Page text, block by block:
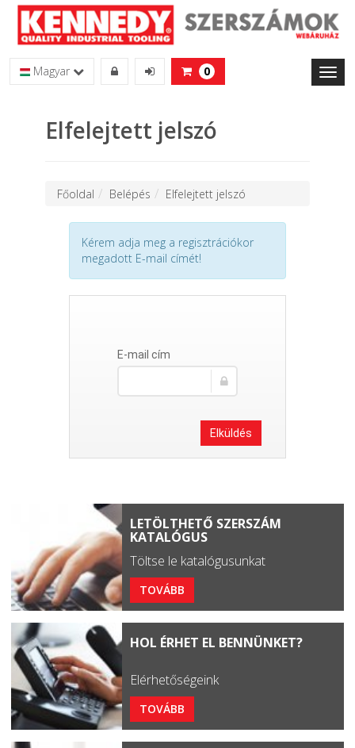
Magyar 0
Elfelejtett jelszó
Főoldal Belépés Elfelejtett jelszó
Kérem adja meg a regisztrációkor
megadott E-mail címét!
E-mail cím
Elküldés
LETÖLTHETŐ SZERSZÁM
KATALÓGUS
Töltse le katalógusunkat
TOVÁBB
HOL ÉRHET EL BENNÜNKET?
Elérhetőségeink
TOVÁBB